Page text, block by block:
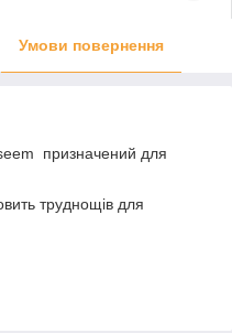
Умови повернення
призначений для
труднощів для